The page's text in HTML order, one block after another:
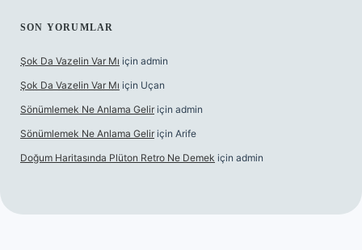
SON YORUMLAR
Şok Da Vazelin Var Mı için admin
Şok Da Vazelin Var Mı için Uçan
Sönümlemek Ne Anlama Gelir için admin
Sönümlemek Ne Anlama Gelir için Arife
Doğum Haritasında Plüton Retro Ne Demek için admin